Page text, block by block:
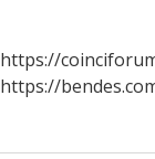
https://
https://